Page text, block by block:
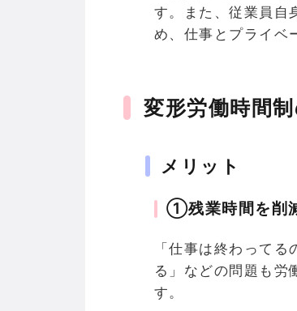
す。また、従業員自
め、仕事とプライベ
変形労働時間
メリット
①残業時間を削
「仕事は終わって
る」などの問題も労
す。